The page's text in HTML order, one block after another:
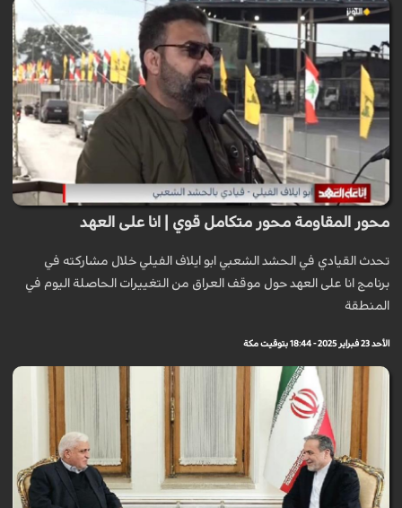
محور المقاومة محور متكامل قوي | انا على العهد
تحدث القيادي في الحشد الشعبي ابو ايلاف الفيلي خلال مشاركته في
برنامج انا على العهد حول موقف العراق من التغييرات الحاصلة اليوم في
المنطقة
الأحد 23 فبراير 2025 - 18:44 بتوقيت مكة